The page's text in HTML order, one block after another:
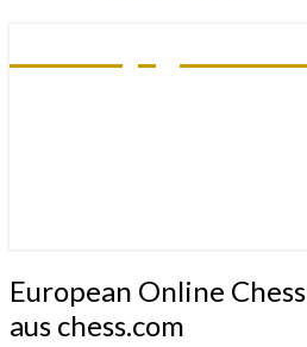
European
Online
Chess
European Online
aus chess.com